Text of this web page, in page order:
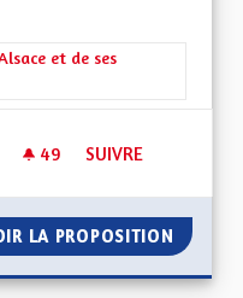
: L'attractivité
et de ses
49 49 ABONNÉS
SUIVRE
LA PROPOSITION